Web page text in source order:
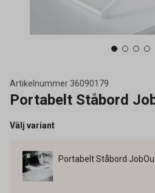
Artikelnummer 36090179
Portabelt Ståbord
Välj variant
Portabelt Ståbord